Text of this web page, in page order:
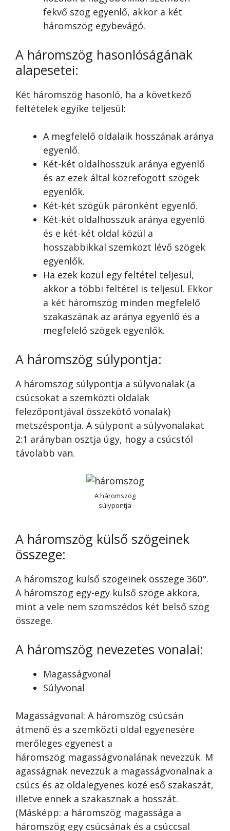
fekvő szög egyenlő, akkor a két
háromszög egybevágó.
A háromszög hasonlóságának
alapesetei:
Két háromszög hasonló, ha a következő
feltételek egyike teljesül:
A megfelelő oldalaik hosszának aránya
egyenlő.
Két-két oldalhosszuk aránya egyenlő
és az ezek által közrefogott szögek
egyenlők.
Két-két szögük páronként egyenlő.
Két-két oldalhosszuk aránya egyenlő
és e két-két oldal közül a
hosszabbikkal szemközt lévő szögek
egyenlők.
Ha ezek közül egy feltétel teljesül,
akkor a többi feltétel is teljesül. Ekkor
a két háromszög minden megfelelő
szakaszának az aránya egyenlő és a
megfelelő szögek egyenlők.
A háromszög súlypontja:
A háromszög súlypontja a súlyvonalak (a
csúcsokat a szemközti oldalak
felezőpontjával összekötő vonalak)
metszéspontja. A súlypont a súlyvonalakat
2:1 arányban osztja úgy, hogy a csúcstól
távolabb van.
A háromszög
súlypontja
A háromszög külső szögeinek
összege:
A háromszög külső szögeinek összege 360°.
A háromszög egy-egy külső szöge akkora,
mint a vele nem szomszédos két belső szög
összege.
A háromszög nevezetes vonalai:
Magasságvonal
Súlyvonal
Magasságvonal: A háromszög csúcsán
átmenő és a szemközti oldal egyenesére
merőleges egyenest a
háromszög magasságvonalának nevezzük. M
agasságnak nevezzük a magasságvonalnak a
csúcs és az oldalegyenes közé eső szakaszát,
illetve ennek a szakasznak a hosszát.
(Másképp: a háromszög magassága a
háromszög egy csúcsának és a csúccsal